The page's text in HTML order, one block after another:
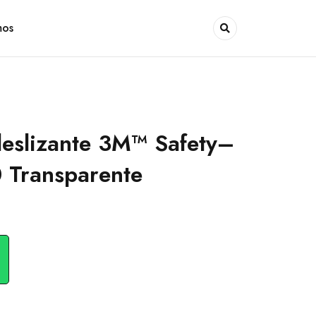
3M™ Safety–